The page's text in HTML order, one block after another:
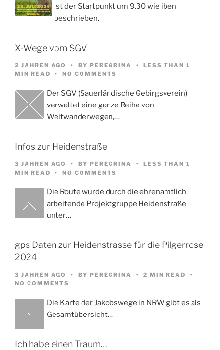
ist der Startpunkt um 9.30 wie iben
beschrieben.
X-Wege vom SGV
2 JAHREN AGO BY PEREGRINA
LESS THAN 1
MIN READ
NO COMMENTS
Der SGV (Sauerländische Gebirgsverein)
verwaltet eine ganze Reihe von
Weitwanderwegen,…
Infos zur Heidenstraße
3 JAHREN AGO BY PEREGRINA
LESS THAN 1
MIN READ
NO COMMENTS
Die Route wurde durch die ehrenamtlich
arbeitende Projektgruppe Heidenstraße
unter…
gps Daten zur Heidenstrasse für die Pilgerrose
2024
3 JAHREN AGO BY PEREGRINA
2 MIN READ
NO COMMENTS
Die Karte der Jakobswege in NRW gibt es als
Gesamtübersicht…
Ich habe einen Traum…